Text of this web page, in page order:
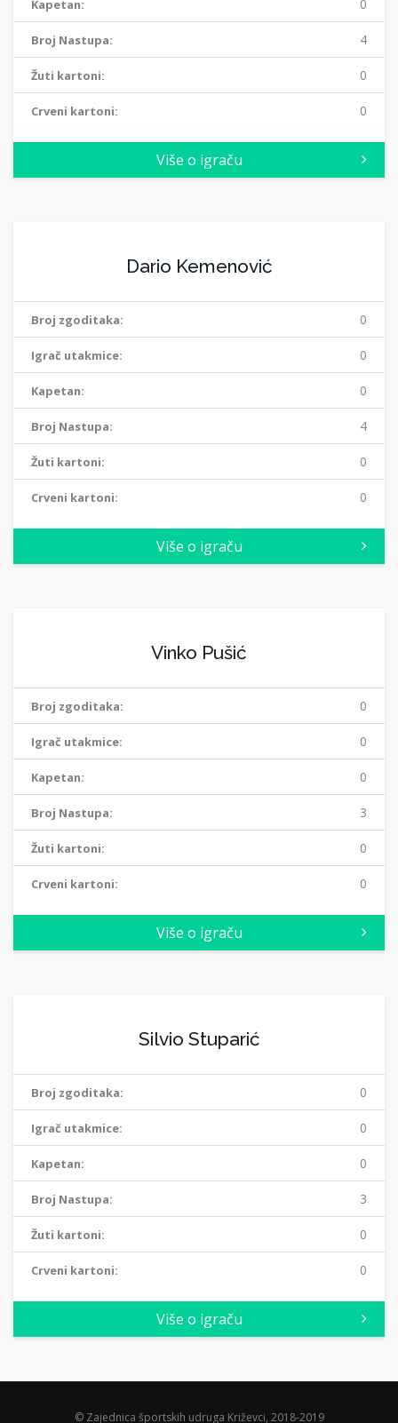
Kapetan: 0
Broj Nastupa: 4
Žuti kartoni: 0
Crveni kartoni: 0
Više o igraču
Dario Kemenović
Broj zgoditaka: 0
Igrač utakmice: 0
Kapetan: 0
Broj Nastupa: 4
Žuti kartoni: 0
Crveni kartoni: 0
Više o igraču
Vinko Pušić
Broj zgoditaka: 0
Igrač utakmice: 0
Kapetan: 0
Broj Nastupa: 3
Žuti kartoni: 0
Crveni kartoni: 0
Više o igraču
Silvio Stuparić
Broj zgoditaka: 0
Igrač utakmice: 0
Kapetan: 0
Broj Nastupa: 3
Žuti kartoni: 0
Crveni kartoni: 0
Više o igraču
© Zajednica športskih udruga Križevci, 2018-2019